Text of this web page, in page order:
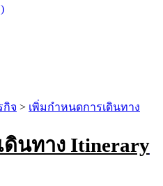
กิจ > เพิ่มกำหนดการเดินทาง
ดินทาง Itinerary